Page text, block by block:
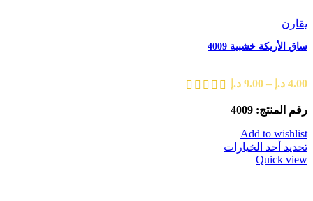
يقارن
ساق الأريكة خشبية 4009
4.00 د.إ –
9.00 د.إ
رقم المنتج: 4009
Add to wishlist
تحديد أحد الخيارات
Quick view